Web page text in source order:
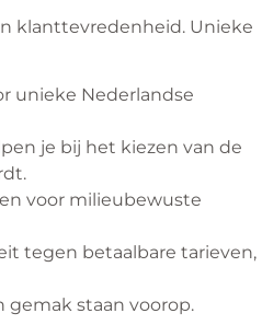
klanttevredenheid. Unieke
unieke Nederlandse
je bij het kiezen van de
voor milieubewuste
tegen betaalbare tarieven,
gemak staan voorop.